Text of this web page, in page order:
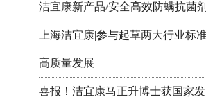
洁宜康新产品/安全高效防螨抗菌
上海洁宜康|参与起草两大行业标
高质量发展
喜报！洁宜康马正升博士获国家